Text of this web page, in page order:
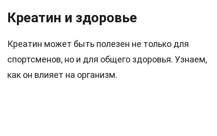
Креатин и здоровье
Креатин может быть полезен не только для
спортсменов, но и для общего здоровья. Узнаем,
как он влияет на организм.